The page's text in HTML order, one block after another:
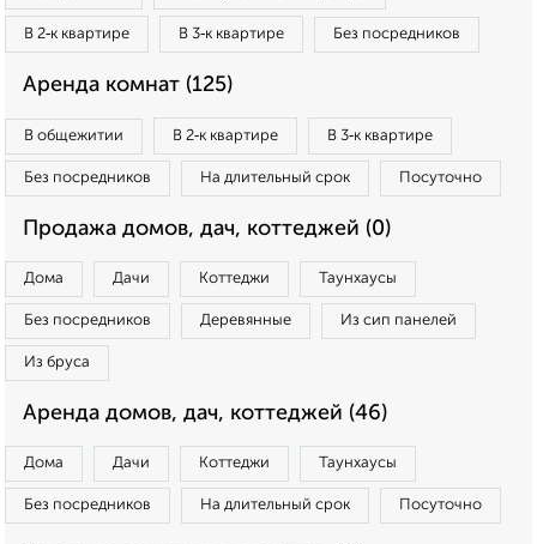
В 2‑к квартире В 3‑к квартире Без посредников
Аренда комнат (125)
В общежитии В 2‑к квартире В 3‑к квартире
Без посредников На длительный срок Посуточно
Продажа домов, дач, коттеджей (0)
Дома Дачи Коттеджи Таунхаусы
Без посредников Деревянные Из сип панелей
Из бруса
Аренда домов, дач, коттеджей (46)
Дома Дачи Коттеджи Таунхаусы
Без посредников На длительный срок Посуточно